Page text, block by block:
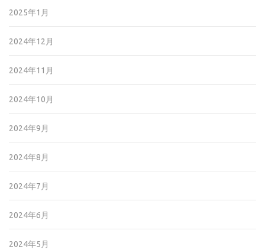
2025年1月
2024年12月
2024年11月
2024年10月
2024年9月
2024年8月
2024年7月
2024年6月
2024年5月